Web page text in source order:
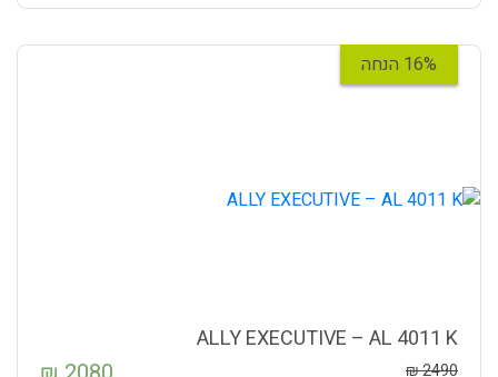
16% הנחה
ALLY EXECUTIVE – AL 4011 K
2490
₪